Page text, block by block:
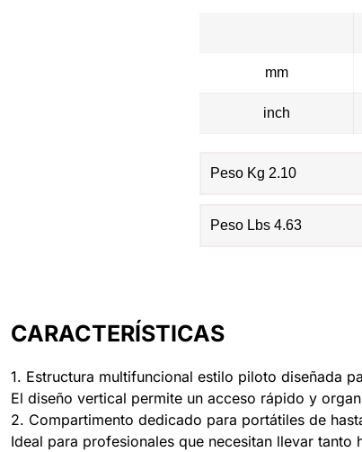
mm
inch
Peso Kg 2.10
Peso Lbs 4.63
CARACTERÍSTICAS
1. Estructura multifuncional estilo piloto diseñada
El diseño vertical permite un acceso rápido y
2. Compartimento dedicado para portátiles de
Ideal para profesionales que necesitan llevar